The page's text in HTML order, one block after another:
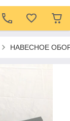
НАВЕСНОЕ